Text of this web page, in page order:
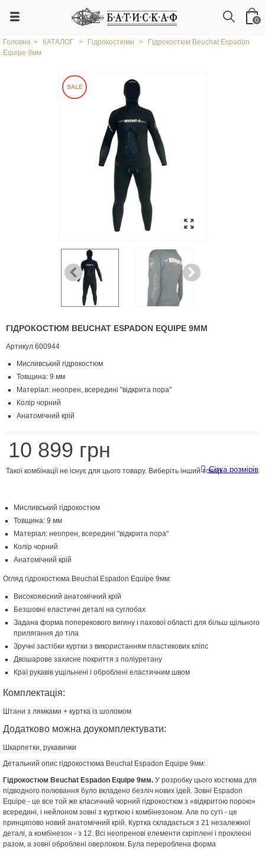
0
Головна > КАТАЛОГ > Гідрокостюми >
Гідрокостюм Beuchat Espadon
Equipe 9мм
SALE
ГІДРОКОСТЮМ BEUCHAT ESPADON EQUIPE 9ММ
Артикул 600944
Мисливський гідрокостюм
Товщина: 9 мм
Матеріал: неопрен, всередині "відкрита пора"
Колір чорний
Анатомічний крій
10 899 грн
Сітка розмірів
Такої комбінації не існує для цього товару. Виберіть інший товар.
Мисливський гідрокостюм
Товщина: 9 мм
Матеріал: неопрен, всередині "відкрита пора"
Колір чорний
Анатомічний крій
Огляд гідрокостюма Beuchat Espadon Equipe 9мм:
Високоякісний анатомічний крій
Безшовні еластичні деталі на суглобах
Задана форма поперекового вигину і пахової області для більш щільного
прилягання до тіла
Зручні застібки куртки з використанням пластикових кліпс
Двошарове захисне покриття з поліуретану
Краї рукавів ущільнені і оброблені еластичним швом
Комплектація:
Штани з лямками + куртка із шоломом
Додатково можна доукомплектувати:
Шкарпетки, рукавички
Детальний опис гідрокостюма Beuchat Espadon Equipe 9мм:
Гідрокостюм Beuchat Espadon Equipe 9мм. У розробку цього костюма для
підводного полювання було вкладено безліч нових ідей. Зовні Espadon
Equipe - це все той же класичний чорний гідрокостюм з «відкритою порою»
всередині, і нейлоном зовні з курткою і комбінезоном. Але по суті - це
принципово новий анатомічний крій. Куртка складається з 21 незалежної
деталі, а комбінезон - з 12. Всі неопренові елементи скріплені і проклеєні
разом, а зовні оброблені оверлоком. Була перероблена форма